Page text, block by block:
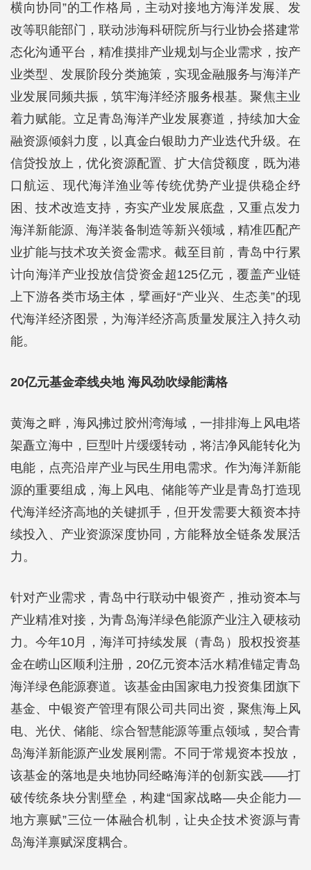
横向协同”的工作格局，主动对接地方海洋发展、发
改等职能部门，联动涉海科研院所与行业协会搭建常
态化沟通平台，精准摸排产业规划与企业需求，按产
业类型、发展阶段分类施策，实现金融服务与海洋产
业发展同频共振，筑牢海洋经济服务根基。聚焦主业
着力赋能。立足青岛海洋产业发展赛道，持续加大金
融资源倾斜力度，以真金白银助力产业迭代升级。在
信贷投放上，优化资源配置、扩大信贷额度，既为港
口航运、现代海洋渔业等传统优势产业提供稳企纾
困、技术改造支持，夯实产业发展底盘，又重点发力
海洋新能源、海洋装备制造等新兴领域，精准匹配产
业扩能与技术攻关资金需求。截至目前，青岛中行累
计向海洋产业投放信贷资金超125亿元，覆盖产业链
上下游各类市场主体，擘画好“产业兴、生态美”的现
代海洋经济图景，为海洋经济高质量发展注入持久动
能。
20亿元基金牵线央地 海风劲吹绿能满格
黄海之畔，海风拂过胶州湾海域，一排排海上风电塔
架矗立海中，巨型叶片缓缓转动，将洁净风能转化为
电能，点亮沿岸产业与民生用电需求。作为海洋新能
源的重要组成，海上风电、储能等产业是青岛打造现
代海洋经济高地的关键抓手，但开发需要大额资本持
续投入、产业资源深度协同，方能释放全链条发展活
力。
针对产业需求，青岛中行联动中银资产，推动资本与
产业精准对接，为青岛海洋绿色能源产业注入硬核动
力。今年10月，海洋可持续发展（青岛）股权投资基
金在崂山区顺利注册，20亿元资本活水精准锚定青岛
海洋绿色能源赛道。该基金由国家电力投资集团旗下
基金、中银资产管理有限公司共同出资，聚焦海上风
电、光伏、储能、综合智慧能源等重点领域，契合青
岛海洋新能源产业发展刚需。不同于常规资本投放，
该基金的落地是央地协同经略海洋的创新实践——打
破传统条块分割壁垒，构建“国家战略—央企能力—
地方禀赋”三位一体融合机制，让央企技术资源与青
岛海洋禀赋深度耦合。